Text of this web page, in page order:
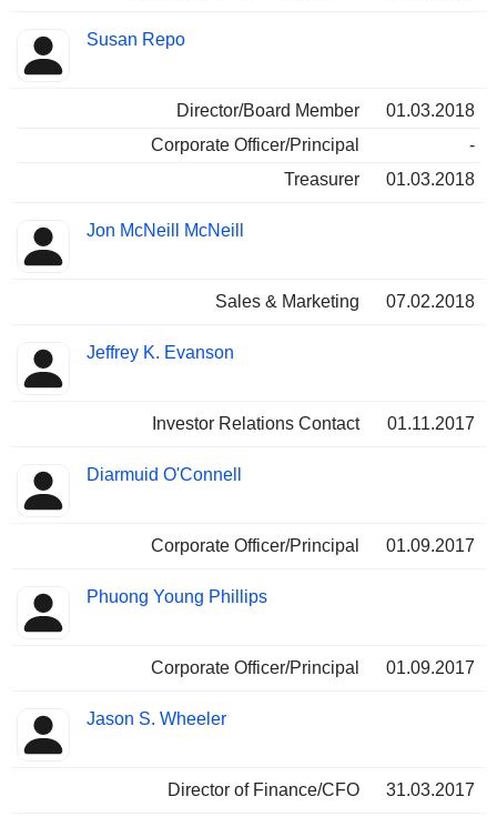
Susan Repo
Director/Board Member
01.03.2018
Corporate Officer/Principal
-
Treasurer
01.03.2018
Jon McNeill McNeill
Sales & Marketing 07.02.2018
Jeffrey K. Evanson
Investor Relations Contact 01.11.2017
Diarmuid O'Connell
Corporate Officer/Principal 01.09.2017
Phuong Young Phillips
Corporate Officer/Principal 01.09.2017
Jason S. Wheeler
Director of Finance/CFO 31.03.2017